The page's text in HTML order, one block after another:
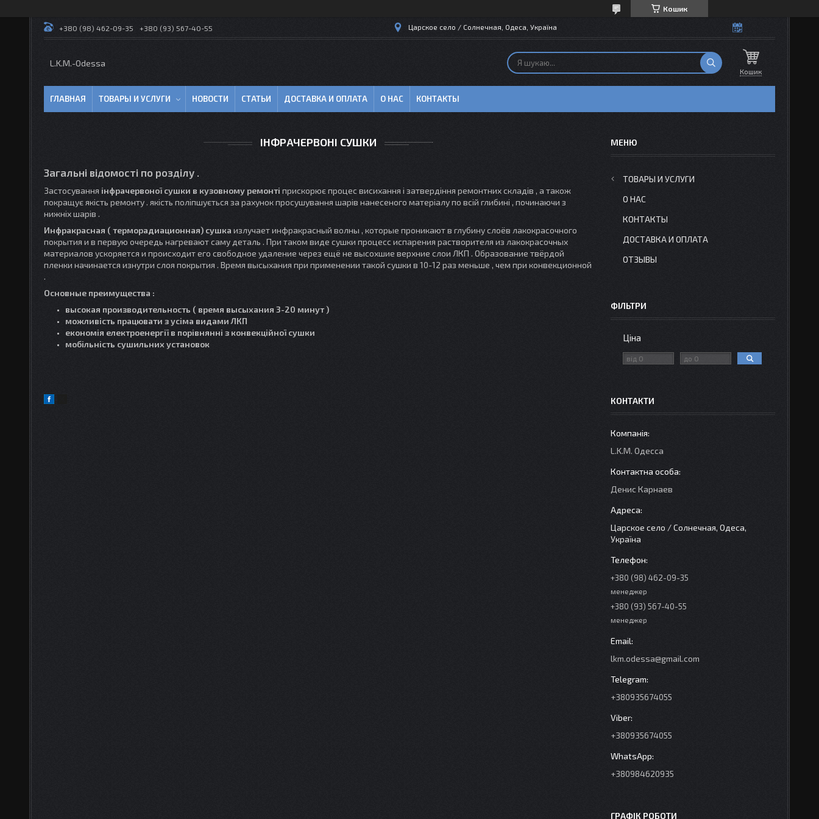
Кошик
+380 (98) 462-09-35 +380 (93) 567-40-55 Царское село / Солнечная, Одеса, Україна
L.K.M.-Odessa
Кошик
ГЛАВНАЯ ТОВАРЫ И УСЛУГИ НОВОСТИ СТАТЬИ ДОСТАВКА И ОПЛАТА О НАС КОНТАКТЫ
ІНФРАЧЕРВОНІ СУШКИ
Загальні відомості по розділу .
Застосування інфрачервоної сушки в кузовному ремонті прискорює процес висихання і затвердіння ремонтних складів , а також
покращує якість ремонту . якість поліпшується за рахунок просушування шарів нанесеного матеріалу по всій глибині , починаючи з
нижніх шарів .
Инфракрасная ( терморадиационная) сушка излучает инфракрасный волны , которые проникают в глубину слоёв лакокрасочного
покрытия и в первую очередь нагревают саму деталь . При таком виде сушки процесс испарения растворителя из лакокрасочных
материалов ускоряется и происходит его свободное удаление через ещё не высохшие верхние слои ЛКП . Образование твёрдой
пленки начинается изнутри слоя покрытия . Время высыхания при применении такой сушки в 10-12 раз меньше , чем при конвекционной
.
Основные преимущества :
высокая производительность ( время высыхания 3-20 минут )
можливість працювати з усіма видами ЛКП
економія електроенергії в порівнянні з конвекційної сушки
мобільність сушильних установок
ТОВАРЫ И УСЛУГИ
О НАС
КОНТАКТЫ
ДОСТАВКА И ОПЛАТА
ОТЗЫВЫ
ФІЛЬТРИ
Ціна
КОНТАКТИ
L.K.M. Одесса
Денис Карнаев
Царское село / Солнечная, Одеса,
Україна
+380 (98) 462-09-35
менеджер
+380 (93) 567-40-55
менеджер
lkm.odessa@gmail.com
+380935674055
+380935674055
+380984620935
ГРАФІК РОБОТИ